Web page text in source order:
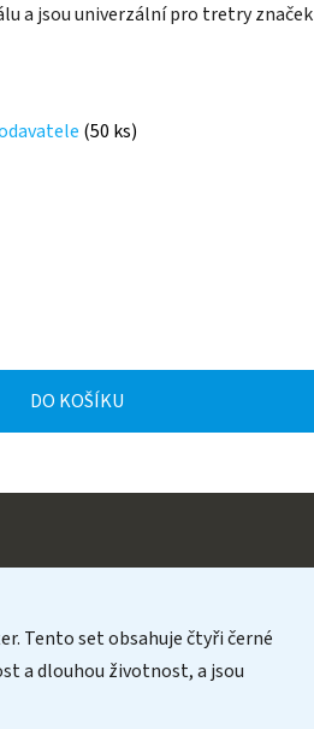
a jsou univerzální pro tretry značek
(50 ks)
DO KOŠÍKU
Tento set obsahuje čtyři černé
a dlouhou životnost, a jsou